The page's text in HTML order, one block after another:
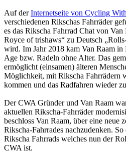
Auf derInternetseite von Cycling
verschiedenen Rikschas Fahrräder
es das Rikscha Fahrrad Chat von
Royce of trishaws“ zu Deutsch
wird. Im Jahr 2018 kam Van Raam
Age bzw. Radeln ohne Alter. Das
ermöglicht (einsamen) älteren
Möglichkeit, mit Rikscha Fahrrädern
kommen und das Radfahren wieder
Der CWA Gründer und Van Raam
aktuellen Rikscha-Fahrräder
beschloss Van Raam, über eine neue
Rikscha-Fahrrades nachzudenken.
Rikscha Fahrrads welches nun der
CWA ist.